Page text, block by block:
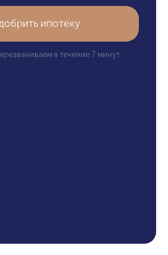
ипотеку
в течение 7 минут